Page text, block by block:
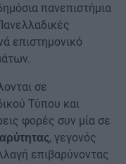
πανεπιστήμια
επιστημονικό
σε
Τύπου και
φορές συν μία σε
, γεγονός
επιβαρύνοντας